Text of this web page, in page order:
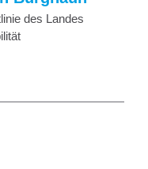
des Landes